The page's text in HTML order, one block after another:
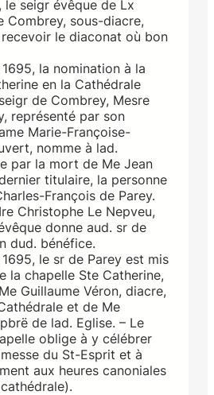
le seigr évêque de Lx
Combrey, sous-diacre,
recevoir le diaconat où bon
la nomination à la
en la Cathédrale
de Combrey, Mesre
représenté par son
Marie-Françoise-
nomme à lad.
par la mort de Me Jean
titulaire, la personne
François de Parey.
Christophe Le Nepveu,
donne aud. sr de
dud. bénéfice.
le sr de Parey est mis
la chapelle Ste Catherine,
Guillaume Véron, diacre,
et de Me
de lad. Eglise. – Le
oblige à y célébrer
du St-Esprit et à
aux heures canoniales